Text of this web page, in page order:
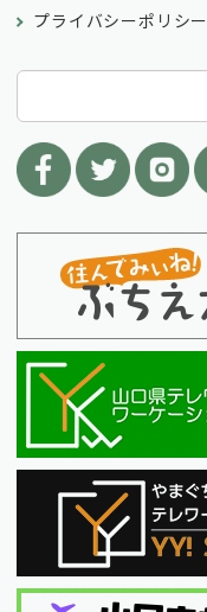
プライバシーポリシー
索